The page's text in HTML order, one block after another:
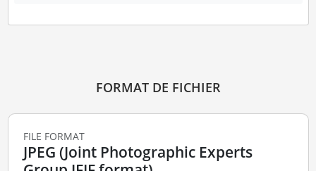
FORMAT DE FICHIER
FILE FORMAT
JPEG (Joint Photographic Experts